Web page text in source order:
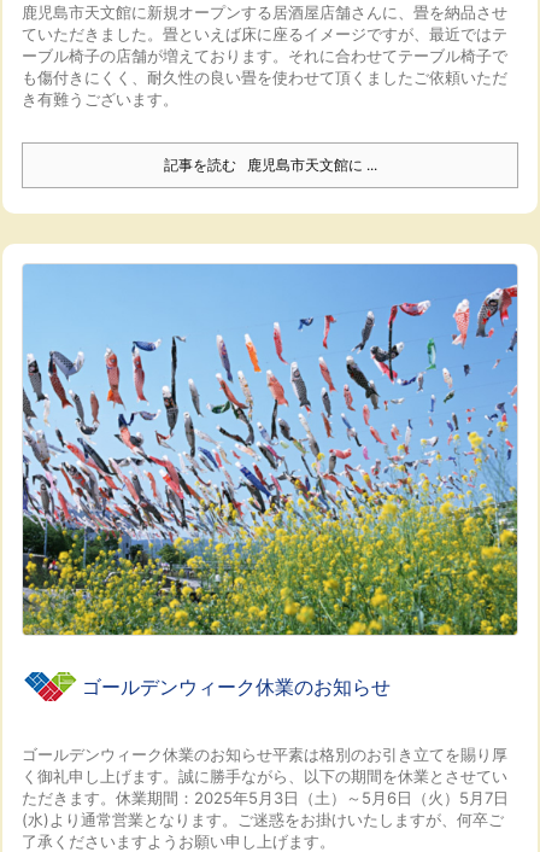
鹿児島市天文館に新規オープンする居酒屋店舗さんに、畳を納品させ
ていただきました。 畳といえば床に座るイメージですが、最近ではテ
ーブル椅子の店舗が増えております。 それに合わせてテーブル椅子で
も傷付きにくく、耐久性の良い畳を使わせて頂くました ご依頼いただ
き有難うございます。
記事を読む 鹿児島市天文館に ...
ゴールデンウィーク休業のお知らせ
ゴールデンウィーク休業のお知らせ平素は格別のお引き立てを賜り厚
く御礼申し上げます。 誠に勝手ながら、以下の期間を休業とさせてい
ただきます。 休業期間：2025年5月3日（土）～5月6日（火） 5月7日
(水)より通常営業となります。 ご迷惑をお掛けいたしますが、何卒ご
了承くださいますようお願い申し上げます。